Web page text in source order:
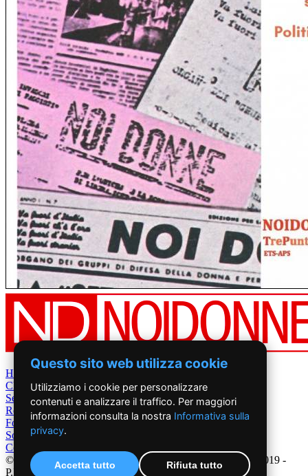
Home
Chi Siamo
Settimanale
Rete News
Foto&Video
Sostienici
Contatti
©2019 - NoiDonne - Iscrizione ROC n.33421 del 23 /09/ 2019 -
P.IVA 00878931005
Questo sito web utilizza cookie
Utilizziamo i cookie per personalizzare
contenuti e analizzare il traffico. Per maggiori
informazioni consulta la nostra Informativa sulla
privacy.
Accetta tutto Rifiuta tutto